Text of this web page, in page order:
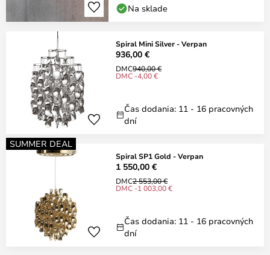
Na sklade
Spiral Mini Silver - Verpan
936,00 €
DMC940,00 €
DMC -4,00 €
Čas dodania: 11 - 16 pracovných
dní
SUMMER DEAL
Spiral SP1 Gold - Verpan
1 550,00 €
DMC2 553,00 €
DMC -1 003,00 €
Čas dodania: 11 - 16 pracovných
dní